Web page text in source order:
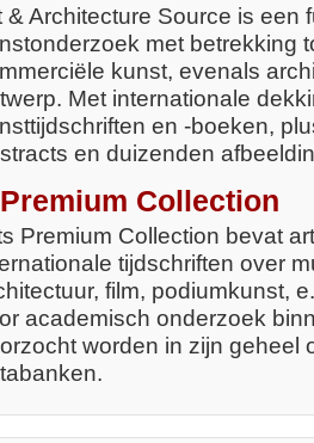
& Architecture Source is een
met betrekking
kunst, evenals
Met internationale
en -boeken,
en duizenden
Collection
Premium Collection bevat
tijdschriften over
film, podiumkunst,
academisch onderzoek
worden in zijn geheel